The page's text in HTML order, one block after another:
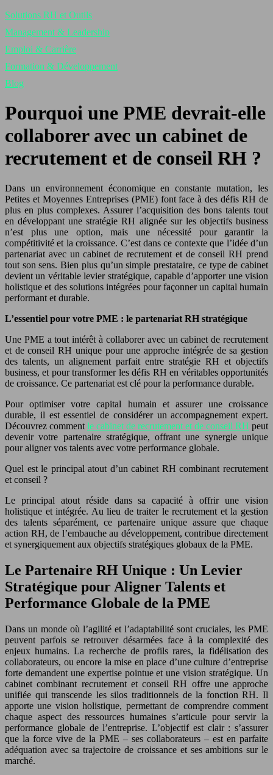
Solutions RH et Outils
Management & Leadership
Emploi & Carrière
Formation & Développement
Blog
Pourquoi une PME devrait-elle
collaborer avec un cabinet de
recrutement et de conseil RH ?
Dans un environnement économique en constante mutation, les
Petites et Moyennes Entreprises (PME) font face à des défis RH de
plus en plus complexes. Assurer l’acquisition des bons talents tout
en développant une stratégie RH alignée sur les objectifs business
n’est plus une option, mais une nécessité pour garantir la
compétitivité et la croissance. C’est dans ce contexte que l’idée d’un
partenariat avec un cabinet de recrutement et de conseil RH prend
tout son sens. Bien plus qu’un simple prestataire, ce type de cabinet
devient un véritable levier stratégique, capable d’apporter une vision
holistique et des solutions intégrées pour façonner un capital humain
performant et durable.
L’essentiel pour votre PME : le partenariat RH stratégique
Une PME a tout intérêt à collaborer avec un cabinet de recrutement
et de conseil RH unique pour une approche intégrée de sa gestion
des talents, un alignement parfait entre stratégie RH et objectifs
business, et pour transformer les défis RH en véritables opportunités
de croissance. Ce partenariat est clé pour la performance durable.
Pour optimiser votre capital humain et assurer une croissance
durable, il est essentiel de considérer un accompagnement expert.
Découvrez comment le cabinet de recrutement et de conseil RH peut
devenir votre partenaire stratégique, offrant une synergie unique
pour aligner vos talents avec votre performance globale.
Quel est le principal atout d’un cabinet RH combinant recrutement
et conseil ?
Le principal atout réside dans sa capacité à offrir une vision
holistique et intégrée. Au lieu de traiter le recrutement et la gestion
des talents séparément, ce partenaire unique assure que chaque
action RH, de l’embauche au développement, contribue directement
et synergiquement aux objectifs stratégiques globaux de la PME.
Le Partenaire RH Unique : Un Levier
Stratégique pour Aligner Talents et
Performance Globale de la PME
Dans un monde où l’agilité et l’adaptabilité sont cruciales, les PME
peuvent parfois se retrouver désarmées face à la complexité des
enjeux humains. La recherche de profils rares, la fidélisation des
collaborateurs, ou encore la mise en place d’une culture d’entreprise
forte demandent une expertise pointue et une vision stratégique. Un
cabinet combinant recrutement et conseil RH offre une approche
unifiée qui transcende les silos traditionnels de la fonction RH. Il
apporte une vision holistique, permettant de comprendre comment
chaque aspect des ressources humaines s’articule pour servir la
performance globale de l’entreprise. L’objectif est clair : s’assurer
que la force vive de la PME – ses collaborateurs – est en parfaite
adéquation avec sa trajectoire de croissance et ses ambitions sur le
marché.